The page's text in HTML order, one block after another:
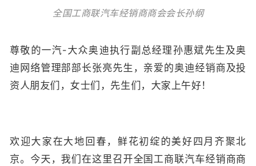
全国工商联汽车经销商商会会长孙纲
尊敬的一汽-大众奥迪执行副总经理孙惠斌先生及奥
迪网络管理部部长张亮先生，亲爱的奥迪经销商及投
资人朋友们，女士们，先生们，大家上午好！
欢迎大家在大地回春，鲜花初绽的美好四月齐聚北
京。今天，我们在这里召开全国工商联汽车经销商商